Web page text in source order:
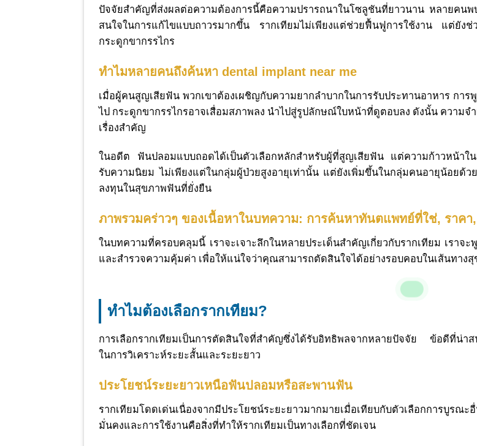
ปัจจัยสำคัญที่ส่งผลต่อความต้องการนี้คือความปรารถนาในโซลูชันที่ยาวนาน หลายคน
สนใจในการแก้ไขแบบถาวรมากขึ้น รากเทียมไม่เพียงแต่ช่วยฟื้นฟูการใช้งาน แต่ยั
กระดูกขากรรไกร
ทำไมหลายคนถึงค้นหา dental implant near me
เมื่อผู้คนสูญเสียฟัน พวกเขาต้องเผชิญกับความยากลำบากในการรับประทานอาหาร การ
ไป กระดูกขากรรไกรอาจเสื่อมสภาพลง นำไปสู่รูปลักษณ์ใบหน้าที่ดูตอบลง ดังนั้น ความจ
เรื่องสำคัญ
ในอดีต ฟันปลอมแบบถอดได้เป็นตัวเลือกหลักสำหรับผู้ที่สูญเสียฟัน แต่ความก้าวหน้าใน
รับความนิยม ไม่เพียงแต่ในกลุ่มผู้ป่วยสูงอายุเท่านั้น แต่ยังเพิ่มขึ้นในกลุ่มคนอายุน้อยด้
ลงทุนในสุขภาพฟันที่ยั่งยืน
ภาพรวมคร่าวๆ ของเนื้อหาในบทความ: การค้นหาทันตแพทย์ที่ใช่, ราค
ในบทความที่ครอบคลุมนี้ เราจะเจาะลึกในหลายประเด็นสำคัญเกี่ยวกับรากเทียม เรา
และสำรวจความคุ้มค่า เพื่อให้แน่ใจว่าคุณสามารถตัดสินใจได้อย่างรอบคอบในเส้นทา
ทำไมต้องเลือกรากเทียม?
การเลือกรากเทียมเป็นการตัดสินใจที่สำคัญซึ่งได้รับอิทธิพลจากหลายปัจจัย ข้อดีที่น่าส
ในการวิเคราะห์ระยะสั้นและระยะยาว
ประโยชน์ระยะยาวเหนือฟันปลอมหรือสะพานฟัน
รากเทียมโดดเด่นเนื่องจากมีประโยชน์ระยะยาวมากมายเมื่อเทียบกับตัวเลือกการบูร
มั่นคงและการใช้งานคือสิ่งที่ทำให้รากเทียมเป็นทางเลือกที่ชัดเจน